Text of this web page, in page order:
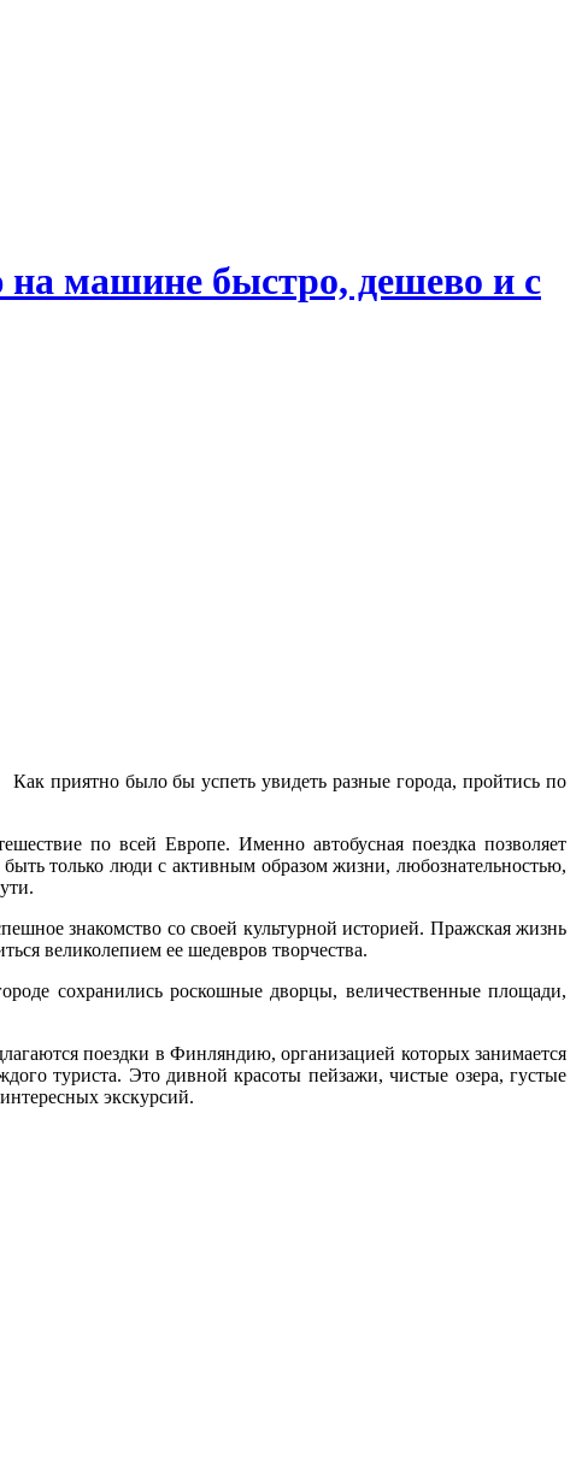
машине быстро, дешево и с
приятно было бы успеть увидеть разные города, пройтись по
по всей Европе. Именно автобусная поездка позволяет
только люди с активным образом жизни, любознательностью,
знакомство со своей культурной историей. Пражская жизнь
великолепием ее шедевров творчества.
сохранились роскошные дворцы, величественные площади,
поездки в Финляндию, организацией которых занимается
туриста. Это дивной красоты пейзажи, чистые озера, густые
экскурсий.